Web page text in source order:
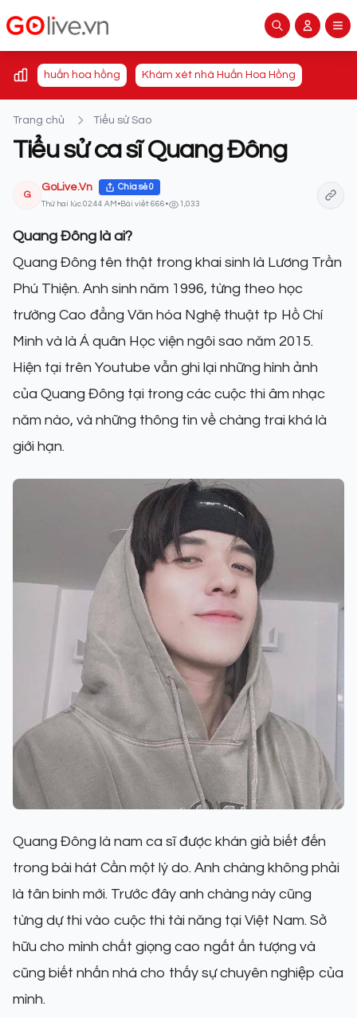
huấn hoa hồng Khám xét nhà Huấn Hoa Hồng
Trang chủ Tiểu sử Sao
Tiểu sử ca sĩ Quang Đông
G
GoLive.Vn Chia sẻ0
Thứ hai lúc 02:44 AM • Bài viết: 666 • 1,033
Quang Đông là ai?
Quang Đông tên thật trong khai sinh là Lương Trần
Phú Thiện. Anh sinh năm 1996, từng theo học
trường Cao đẳng Văn hóa Nghệ thuật tp Hồ Chí
Minh và là Á quân Học viện ngôi sao năm 2015.
Hiện tại trên Youtube vẫn ghi lại những hình ảnh
của Quang Đông tại trong các cuộc thi âm nhạc
năm nào, và những thông tin về chàng trai khá là
giới hạn.
Quang Đông là nam ca sĩ được khán giả biết đến
trong bài hát Cần một lý do. Anh chàng không phải
là tân binh mới. Trước đây anh chàng này cũng
từng dự thi vào cuộc thi tài năng tại Việt Nam. Sở
hữu cho mình chất giọng cao ngất ấn tượng và
cũng biết nhấn nhá cho thấy sự chuyên nghiệp của
mình.